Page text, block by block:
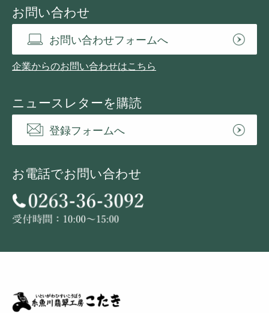
お問い合わせ
お問い合わせフォームへ
企業からのお問い合わせはこちら
ニュースレターを購読
登録フォームへ
お電話でお問い合わせ